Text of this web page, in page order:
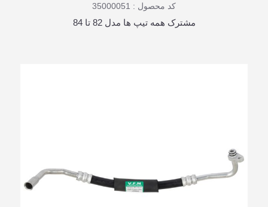
کد محصول : 35000051
مشترک همه تیپ ها مدل 82 تا 84